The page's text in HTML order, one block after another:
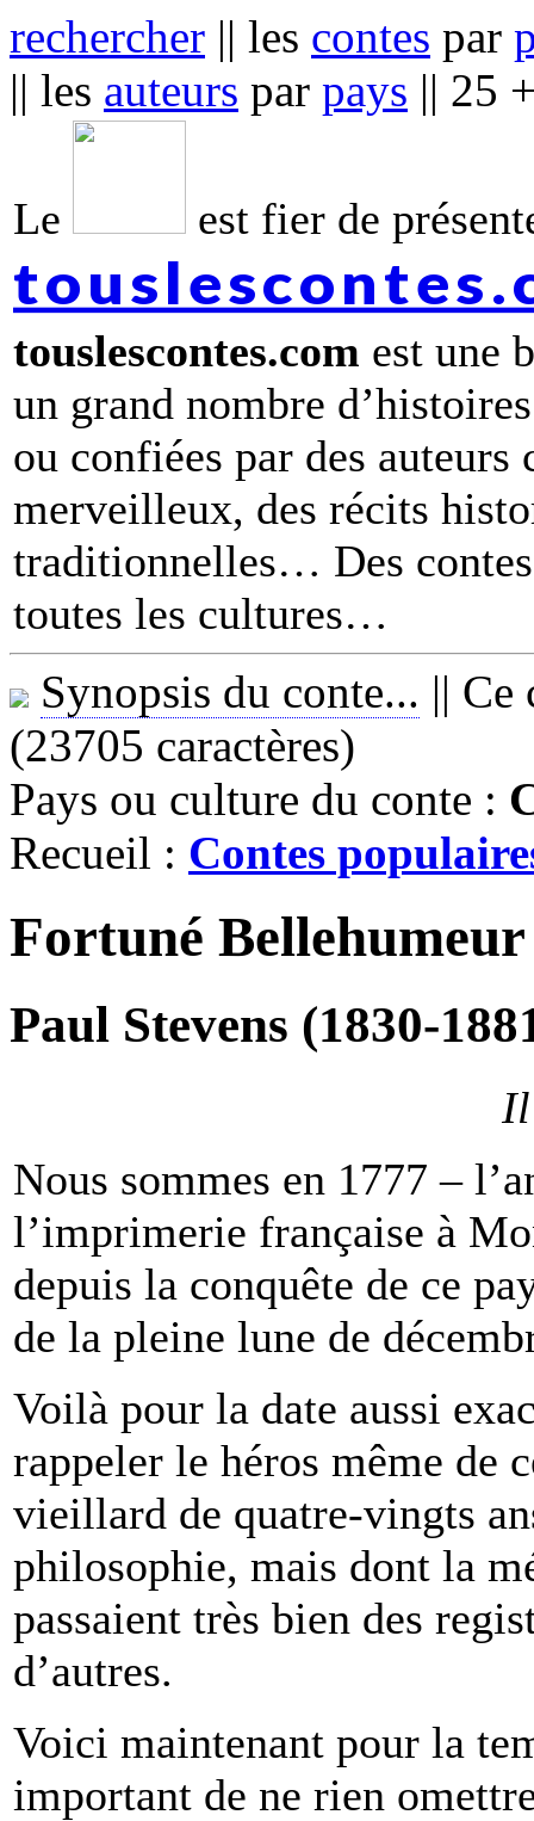
rechercher || les contes par
|| les auteurs par pays || 25
Le est fier de
touslescontes.com est une
un grand nombre
ou confiées par des
merveilleux, des récits
traditionnelles… Des
toutes les cultures
Synopsis du conte... || Ce
(23705 caractères)
Pays ou culture du conte :
Recueil : Contes
Fortuné Bellehumeur
Paul Stevens (1830-
Il
Nous sommes en 1777 –
l’imprimerie française à
depuis la conquête de ce
de la pleine lune de
Voilà pour la date aussi
rappeler le héros même de
vieillard de quatre-vingts
philosophie, mais dont la
passaient très bien des
d’autres.
Voici maintenant pour la
important de ne rien